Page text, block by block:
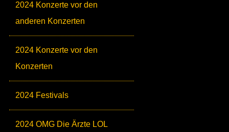
2024 Konzerte vor den
anderen Konzerten
2024 Konzerte vor den
Konzerten
2024 Festivals
2024 OMG Die Ärzte LOL